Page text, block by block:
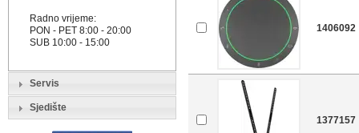
Radno vrijeme:
PON - PET 8:00 - 20:00
SUB 10:00 - 15:00
Servis
Sjedište
1406092
1377157